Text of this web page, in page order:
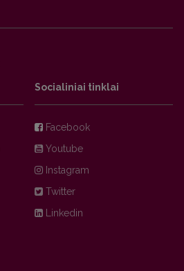
Socialiniai tinklai
Facebook
Youtube
Instagram
Twitter
Linkedin